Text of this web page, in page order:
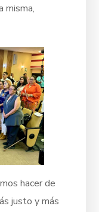
misma,
hacer de
justo y más